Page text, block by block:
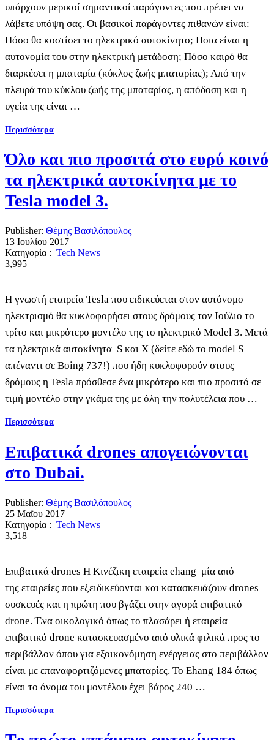
υπάρχουν μερικοί σημαντικοί παράγοντες που πρέπει να
λάβετε υπόψη σας. Οι βασικοί παράγοντες πιθανών είναι:
Πόσο θα κοστίσει το ηλεκτρικό αυτοκίνητο; Ποια είναι η
αυτονομία του στην ηλεκτρική μετάδοση; Πόσο καιρό θα
διαρκέσει η μπαταρία (κύκλος ζωής μπαταρίας); Από την
πλευρά του κύκλου ζωής της μπαταρίας, η απόδοση και η
υγεία της είναι …
Περισσότερα
Όλο και πιο προσιτά στο ευρύ κοινό
τα ηλεκτρικά αυτοκίνητα με το
Tesla model 3.
Publisher: Θέμης Βασιλόπουλος
13 Ιουλίου 2017
Κατηγορία : Tech News
3,995
Η γνωστή εταιρεία Tesla που ειδικεύεται στον αυτόνομο
ηλεκτρισμό θα κυκλοφορήσει στους δρόμους τον Ιούλιο το
τρίτο και μικρότερο μοντέλο της το ηλεκτρικό Model 3. Μετά
τα ηλεκτρικά αυτοκίνητα S και X (δείτε εδώ το model S
απέναντι σε Boing 737!) που ήδη κυκλοφορούν στους
δρόμους η Tesla πρόσθεσε ένα μικρότερο και πιο προσιτό σε
τιμή μοντέλο στην γκάμα της με όλη την πολυτέλεια που …
Περισσότερα
Επιβατικά drones απογειώνονται
στο Dubai.
Publisher: Θέμης Βασιλόπουλος
25 Μαΐου 2017
Κατηγορία : Tech News
3,518
Επιβατικά drones Η Κινέζικη εταιρεία ehang μία από
της εταιρείες που εξειδικεύονται και κατασκευάζουν drones
συσκευές και η πρώτη που βγάζει στην αγορά επιβατικό
drone. Ένα οικολογικό όπως το πλασάρει ή εταιρεία
επιβατικό drone κατασκευασμένο από υλικά φιλικά προς το
περιβάλλον όπου για εξοικονόμηση ενέργειας στο περιβάλλον
είναι με επαναφορτιζόμενες μπαταρίες. To Ehang 184 όπως
είναι το όνομα του μοντέλου έχει βάρος 240 …
Περισσότερα